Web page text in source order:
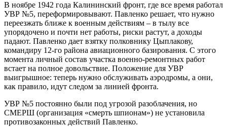
В ноябре 1942 года Калининский фронт, где все время работал
УВР №5, переформировывают. Павленко решает, что нужно
переезжать ближе к военным действиям – в тылу все
упорядочено и почти нет работы, риски растут, а доходы
падают. Павленко дает взятку полковнику Цыплакову,
командиру 12-го района авиационного базирования. С этого
момента личный состав участка военно-ремонтных работ
встает на полное довольствие. Положение для УВР
выигрышное: теперь нужно обслуживать аэродромы, а они,
как правило, идут следом за линией фронта.
УВР №5 постоянно были под угрозой разоблачения, но
СМЕРШ (организация «смерть шпионам») не установила
противозаконных действий Павленко.